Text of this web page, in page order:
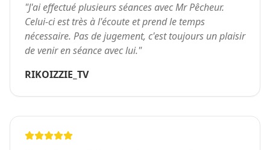
"J'ai effectué plusieurs séances avec Mr Pêcheur.
Celui-ci est très à l'écoute et prend le temps
nécessaire. Pas de jugement, c'est toujours un plaisir
de venir en séance avec lui."
RIKOIZZIE_TV